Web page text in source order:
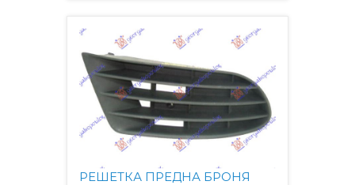
РЕШЕТКА ПРЕДНА БРОНЯ